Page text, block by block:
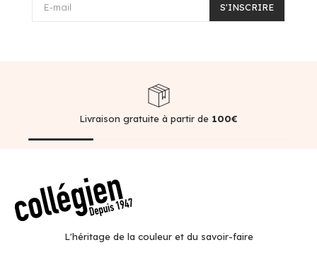
E-mail S'INSCRIRE
Livraison gratuite à partir de 100€
L'héritage de la couleur et du savoir-faire